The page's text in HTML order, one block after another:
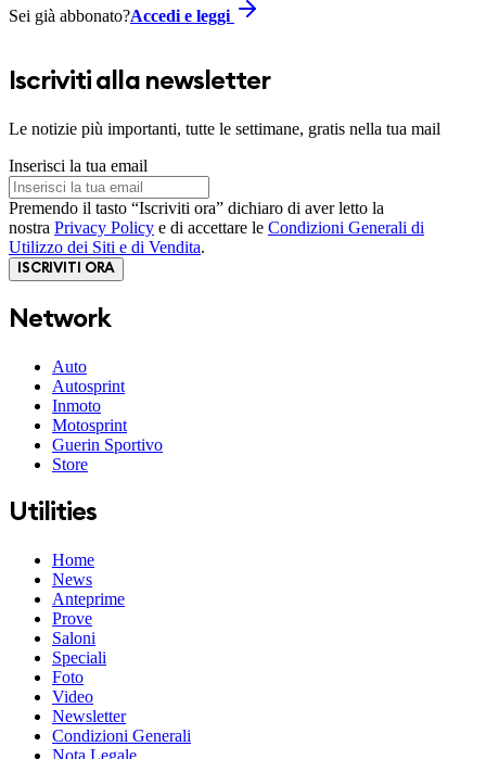
Sei già abbonato?Accedi e leggi
Iscriviti alla newsletter
Le notizie più importanti, tutte le settimane, gratis nella tua mail
Inserisci la tua email
Premendo il tasto “Iscriviti ora” dichiaro di aver letto la
nostra Privacy Policy e di accettare le Condizioni Generali di
Utilizzo dei Siti e di Vendita.
ISCRIVITI ORA
Network
Auto
Autosprint
Inmoto
Motosprint
Guerin Sportivo
Store
Utilities
Home
News
Anteprime
Prove
Saloni
Speciali
Foto
Video
Newsletter
Condizioni Generali
Nota Legale